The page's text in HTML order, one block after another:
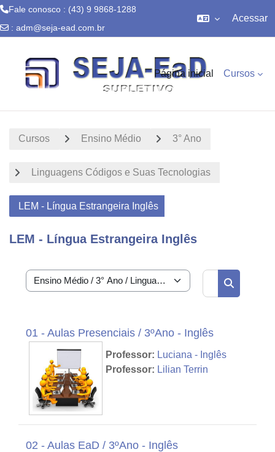
Fale conosco : (43) 9 9868-1288
: adm@seja-ead.com.br
Acessar
Página inicial Cursos
Cursos Ensino Médio 3° Ano
Linguagens Códigos e Suas Tecnologias
LEM - Língua Estrangeira Inglês
LEM - Língua Estrangeira Inglês
Categorias de Cursos
Buscar
01 - Aulas Presenciais / 3ºAno - Inglês
Professor: Luciana - Inglês
Professor: Lilian Terrin
02 - Aulas EaD / 3ºAno - Inglês